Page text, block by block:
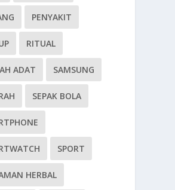
PENYAKIT
RITUAL
ADAT SAMSUNG
SEPAK BOLA
SPORT
HERBAL